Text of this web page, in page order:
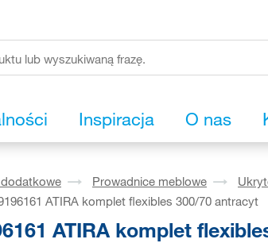
Inspiracja O nas
dodatkowe Prowadnice meblowe
ATIRA komplet flexibles 300/70 antracyt
ATIRA komplet